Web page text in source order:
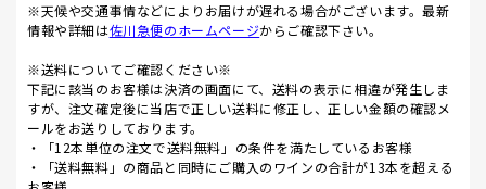
※天候や交通事情などによりお届けが遅れる場合がございます。最新
情報や詳細は佐川急便のホームページからご確認下さい。
※送料についてご確認ください※
下記に該当のお客様は決済の画面にて、送料の表示に相違が発生しま
すが、注文確定後に当店で正しい送料に修正し、正しい金額の確認メ
ールをお送りしております。
・「12本単位の注文で送料無料」の条件を満たしているお客様
・「送料無料」の商品と同時にご購入のワインの合計が13本を超える